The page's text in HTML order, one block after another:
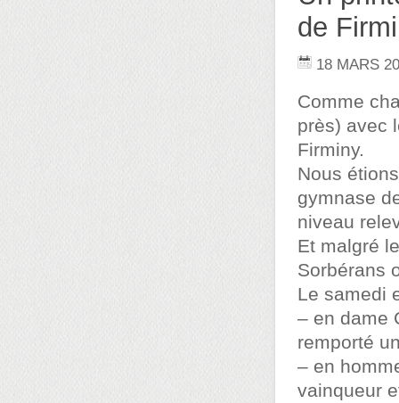
de
18 MARS
Comme
près) avec
Firminy.
Nous
gymnase
niveau
Et malgré
Sorbérans
Le samedi
– en dame
remporté
– en
vainqueur